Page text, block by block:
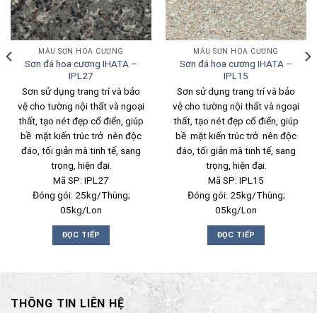
MẪU SƠN HOA CƯƠNG
Sơn đá hoa cương IHATA –
IPL27
Sơn sử dụng trang trí và bảo
vệ cho tường nội thất và ngoại
thất, tạo nét đẹp cổ điển, giúp
bề mặt kiến trúc trở nên độc
đáo, tối giản mà tinh tế, sang
trọng, hiện đại.
Mã SP: IPL27
Đóng gói: 25kg/Thùng;
05kg/Lon
ĐỌC TIẾP
MẪU SƠN HOA CƯƠNG
Sơn đá hoa cương IHATA –
IPL15
Sơn sử dụng trang trí và bảo
vệ cho tường nội thất và ngoại
thất, tạo nét đẹp cổ điển, giúp
bề mặt kiến trúc trở nên độc
đáo, tối giản mà tinh tế, sang
trọng, hiện đại.
Mã SP: IPL15
Đóng gói: 25kg/Thùng;
05kg/Lon
ĐỌC TIẾP
THÔNG TIN LIÊN HỆ